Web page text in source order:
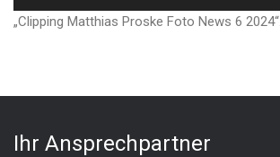
„Clipping Matthias Proske Foto News 6 2024“.
Ihr Ansprechpartner